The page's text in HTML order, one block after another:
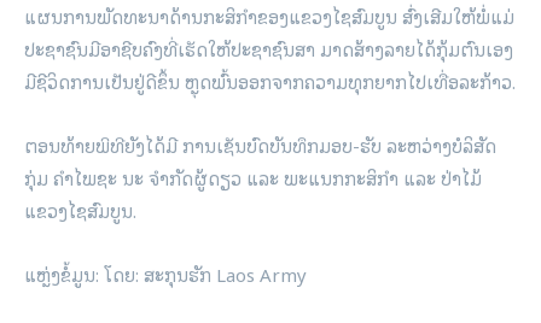
ແຜນການພັດທະນາດ້ານກະສິກໍາຂອງແຂວງໄຊສົມບູນ ສົ່ງເສີມໃຫ້ພໍ່ແມ່
ປະຊາຊົນມີອາຊີບຄົງທີ່ເຮັດໃຫ້ປະຊາຊົນສາ ມາດສ້າງລາຍໄດ້ກຸ້ມຕົນເອງ
ມີຊີວິດການເປັນຢູ່ດີຂຶ້ນ ຫຼຸດພົ້ນອອກຈາກຄວາມທຸກຍາກໄປເທື່ອລະກ້າວ.
ຕອນທ້າຍພິທີຍັງໄດ້ມີ ການເຊັນບົດບັນທຶກມອບ-ຮັບ ລະຫວ່າງບໍລິສັດ
ກຸ່ມ ຄໍາໄພຊະ ນະ ຈໍາກັດຜູ້ດຽວ ແລະ ພະແນກກະສິກໍາ ແລະ ປ່າໄມ້
ແຂວງໄຊສົມບູນ.
ແຫຼ່ງຂໍ້ມູນ: ໂດຍ: ສະກຸນຮັກ Laos Army